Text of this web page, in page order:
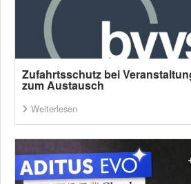
Zufahrtsschutz bei
zum Austausch
Weiterlesen